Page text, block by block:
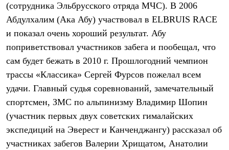
Брюки
Детская одежда
Комбинезоны
Куртки
Брюки
Утепленная синтетикой
Комбинезоны
Куртки
Лёгкая одежда
Футболки
Брюки
Софтшелл одежда
(сотрудника Эльбрусского отряда МЧС). В 2006
Абдулхалим (Ака Абу) участвовал в ELBRUIS RACE
и показал очень хороший результат. Абу
поприветствовал участников забега и пообещал, что
сам будет бежать в 2010 г. Прошлогодний чемпион
трассы «Классика» Сергей Фурсов пожелал всем
удачи. Главный судья соревнований, замечательный
спортсмен, ЗМС по альпинизму Владимир Шопин
(участник первых двух советских гималайских
экспедиций на Эверест и Канченджангу) рассказал об
участниках забегов Валерии Хрищатом, Анатолии